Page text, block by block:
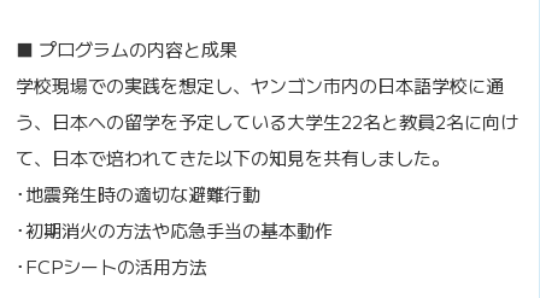
■ プログラムの内容と成果
学校現場での実践を想定し、ヤンゴン市内の日本語学校に通
う、日本への留学を予定している大学生22名と教員2名に向け
て、日本で培われてきた以下の知見を共有しました。
･地震発生時の適切な避難行動
･初期消火の方法や応急手当の基本動作
･FCPシートの活用方法